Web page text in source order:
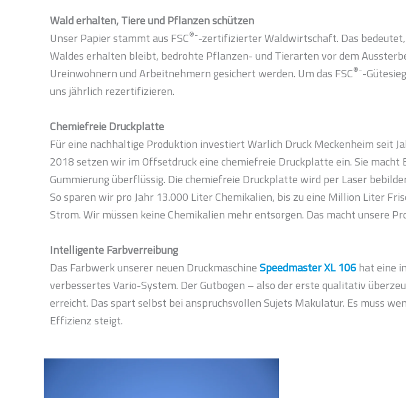
Wald erhalten, Tiere und Pflanzen schützen
Unser Papier stammt aus FSC®--zertifizierter Waldwirtschaft. Das bedeutet,
Waldes erhalten bleibt, bedrohte Pflanzen- und Tierarten vor dem
Ureinwohnern und Arbeitnehmern gesichert werden. Um das FSC®--
uns jährlich rezertifizieren.
Chemiefreie Druckplatte
Für eine nachhaltige Produktion investiert Warlich Druck Meckenheim seit
2018 setzen wir im Offsetdruck eine chemiefreie Druckplatte ein. Sie macht
Gummierung überflüssig. Die chemiefreie Druckplatte wird per Laser
So sparen wir pro Jahr 13.000 Liter Chemikalien, bis zu eine Million Liter
Strom. Wir müssen keine Chemikalien mehr entsorgen. Das macht unsere
Intelligente Farbverreibung
Das Farbwerk unserer neuen DruckmaschineSpeedmaster XL 106hat eine
verbessertes Vario-System. Der Gutbogen – also der erste qualitativ
erreicht. Das spart selbst bei anspruchsvollen Sujets Makulatur. Es muss
Effizienz steigt.